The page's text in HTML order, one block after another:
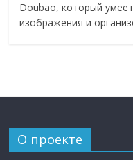
Doubao, который
изображения и
О проекте